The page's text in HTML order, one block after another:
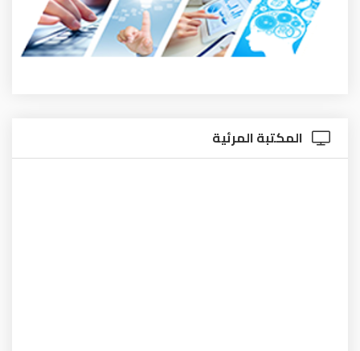
المكتبة المرئية